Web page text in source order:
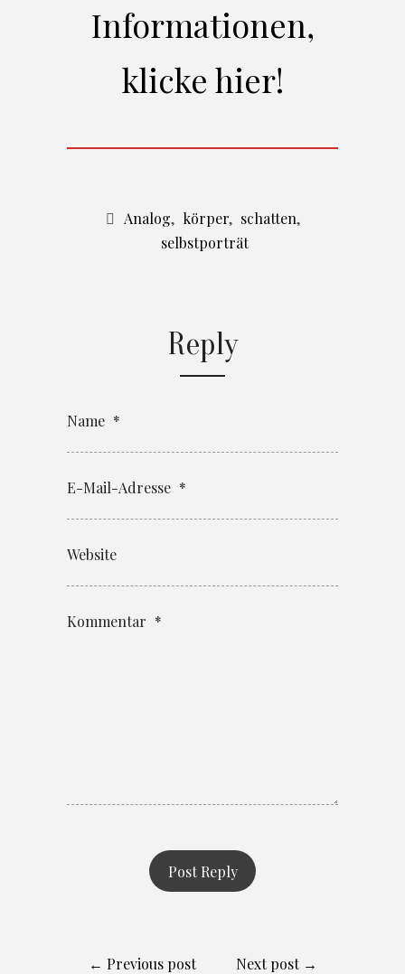
Informationen,
klicke hier!
Analog, körper, schatten,
selbstporträt
Reply
Name *
E-Mail-Adresse *
Website
Kommentar *
← Previous post Next post →